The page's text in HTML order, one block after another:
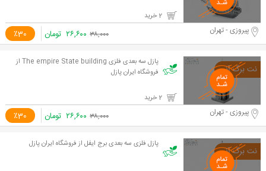
٪30 پیروزی - تهران ۳۸,۰۰۰ ۲۶,۶۰۰ تومان
پازل سه بعدی فلزی The empire State building از
فروشگاه ایران پازل
٪30 پیروزی - تهران ۳۸,۰۰۰ ۲۶,۶۰۰ تومان
پازل فلزی سه بعدی برج ایفل از فروشگاه ایران پازل